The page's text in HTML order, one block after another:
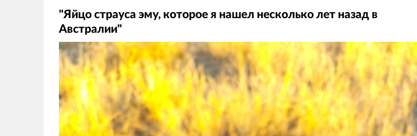
"Яйцо страуса эму, которое я нашел несколько лет назад в
Австралии"